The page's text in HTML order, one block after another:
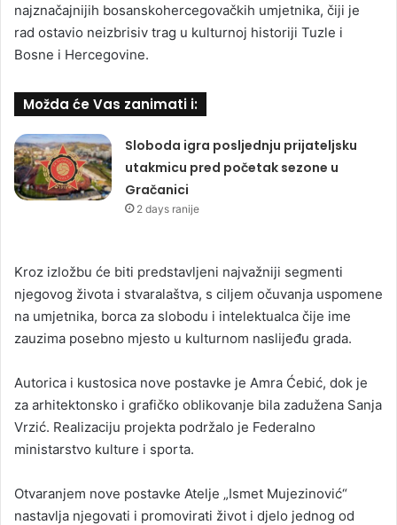
najznačajnijih bosanskohercegovačkih umjetnika, čiji je
rad ostavio neizbrisiv trag u kulturnoj historiji Tuzle i
Bosne i Hercegovine.
Možda će Vas zanimati i:
Sloboda igra posljednju prijateljsku
utakmicu pred početak sezone u
Gračanici
2 days ranije
Kroz izložbu će biti predstavljeni najvažniji segmenti
njegovog života i stvaralaštva, s ciljem očuvanja uspomene
na umjetnika, borca za slobodu i intelektualca čije ime
zauzima posebno mjesto u kulturnom naslijeđu grada.
Autorica i kustosica nove postavke je Amra Ćebić, dok je
za arhitektonsko i grafičko oblikovanje bila zadužena Sanja
Vrzić. Realizaciju projekta podržalo je Federalno
ministarstvo kulture i sporta.
Otvaranjem nove postavke Atelje „Ismet Mujezinović“
nastavlja njegovati i promovirati život i djelo jednog od